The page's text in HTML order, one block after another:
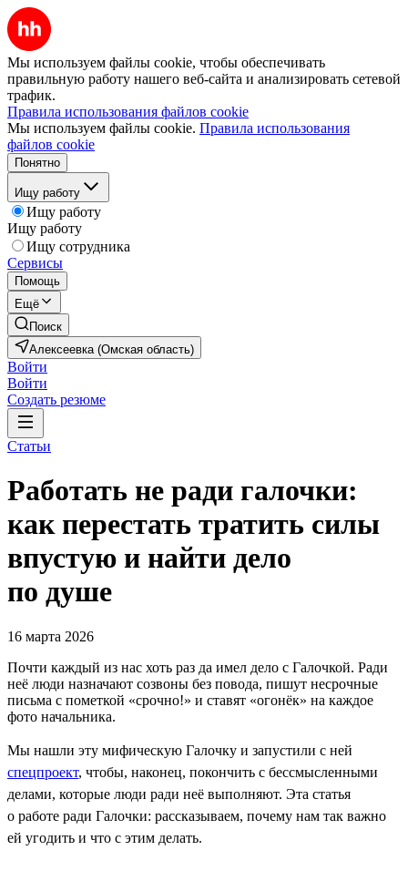
Мы используем файлы cookie, чтобы обеспечивать
правильную работу нашего веб-сайта и анализировать сетевой
трафик.
Правила использования файлов cookie
Мы используем файлы cookie. Правила использования
файлов cookie
Понятно
Ищу работу
Ищу работу
Ищу работу
Ищу сотрудника
Сервисы
Помощь
Ещё
Поиск
Алексеевка (Омская область)
Войти
Войти
Создать резюме
Статьи
Работать не ради галочки:
как перестать тратить силы
впустую и найти дело
по душе
16 марта 2026
Почти каждый из нас хоть раз да имел дело с Галочкой. Ради
неё люди назначают созвоны без повода, пишут несрочные
письма с пометкой «срочно!» и ставят «огонёк» на каждое
фото начальника.
Мы нашли эту мифическую Галочку и запустили с ней
спецпроект, чтобы, наконец, покончить с бессмысленными
делами, которые люди ради неё выполняют. Эта статья
о работе ради Галочки: рассказываем, почему нам так важно
ей угодить и что с этим делать.